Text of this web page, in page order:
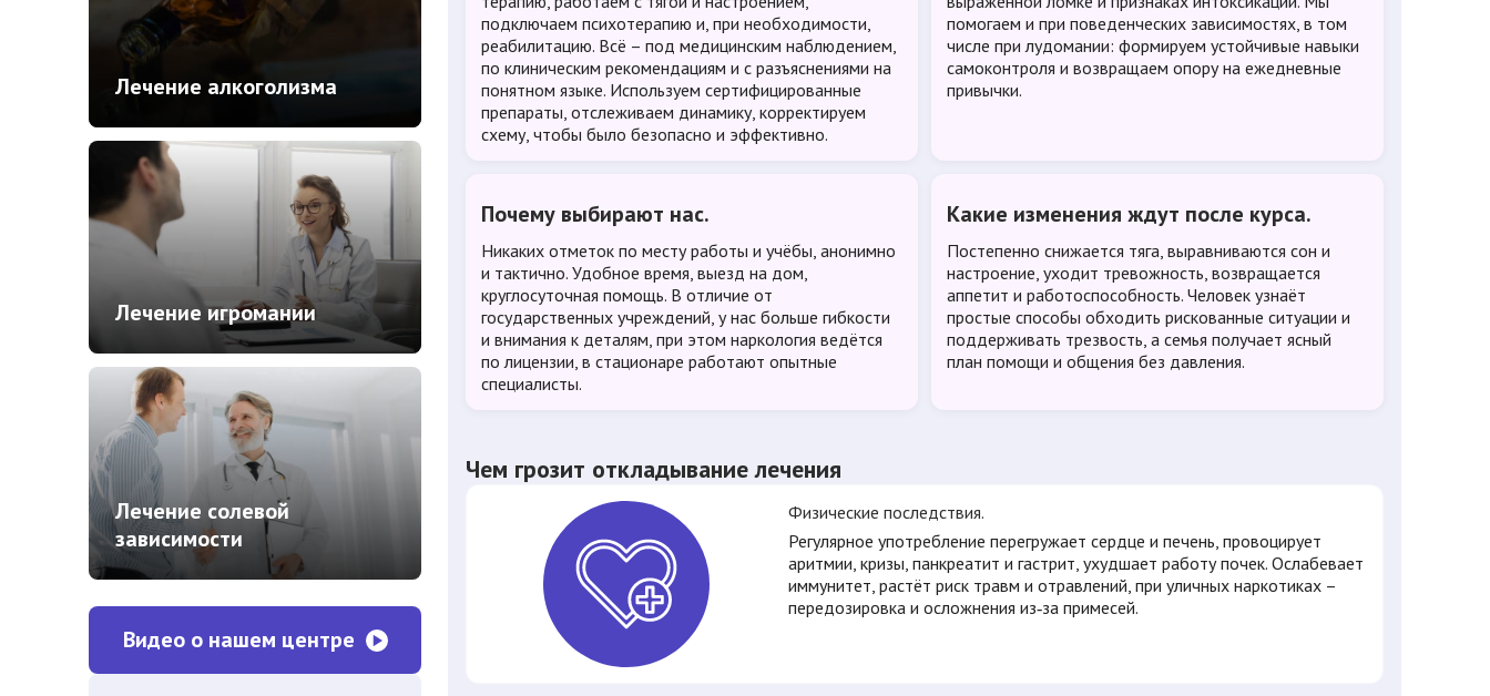
Лечение алкоголизма
Лечение игромании
Лечение солевой
зависимости
Видео о нашем центре
подключаем психотерапию и, при необходимости,
реабилитацию. Всё – под медицинским наблюдением,
по клиническим рекомендациям и с разъяснениями на
понятном языке. Используем сертифицированные
препараты, отслеживаем динамику, корректируем
схему, чтобы было безопасно и эффективно.
помогаем и при поведенческих зависимостях, в том
числе при лудомании: формируем устойчивые навыки
самоконтроля и возвращаем опору на ежедневные
привычки.
Почему выбирают нас.
Никаких отметок по месту работы и учёбы, анонимно
и тактично. Удобное время, выезд на дом,
круглосуточная помощь. В отличие от
государственных учреждений, у нас больше гибкости
и внимания к деталям, при этом наркология ведётся
по лицензии, в стационаре работают опытные
специалисты.
Какие изменения ждут после курса.
Постепенно снижается тяга, выравниваются сон и
настроение, уходит тревожность, возвращается
аппетит и работоспособность. Человек узнаёт
простые способы обходить рискованные ситуации и
поддерживать трезвость, а семья получает ясный
план помощи и общения без давления.
Чем грозит откладывание лечения
Физические последствия.
Регулярное употребление перегружает сердце и печень, провоцирует
аритмии, кризы, панкреатит и гастрит, ухудшает работу почек. Ослабевает
иммунитет, растёт риск травм и отравлений, при уличных наркотиках –
передозировка и осложнения из‑за примесей.